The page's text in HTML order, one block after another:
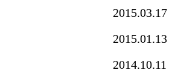
2015.03.17
2015.01.13
2014.10.11